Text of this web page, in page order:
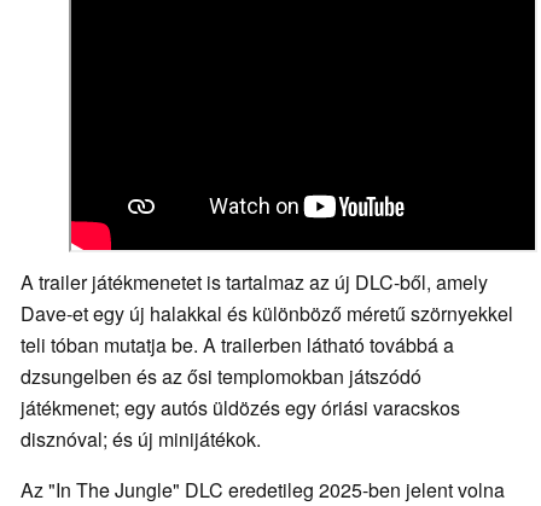
A trailer játékmenetet is tartalmaz az új DLC-ből, amely
Dave-et egy új halakkal és különböző méretű szörnyekkel
teli tóban mutatja be. A trailerben látható továbbá a
dzsungelben és az ősi templomokban játszódó
játékmenet; egy autós üldözés egy óriási varacskos
disznóval; és új minijátékok.
Az "In The Jungle" DLC eredetileg 2025-ben jelent volna